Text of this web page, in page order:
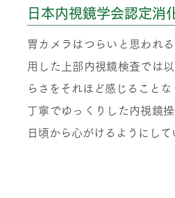
日本内視鏡学会認定消
胃カメラはつらいと思われ
用した上部内視鏡検査では
らさをそれほど感じることな
丁寧でゆっくりした内視鏡
日頃から心がけるようにして